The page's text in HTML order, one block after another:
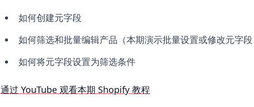
如何创建元字段
如何筛选和批量编辑产品（本期演示批量设置或修改元字段
如何将元字段设置为筛选条件
通过 YouTube 观看本期 Shopify 教程